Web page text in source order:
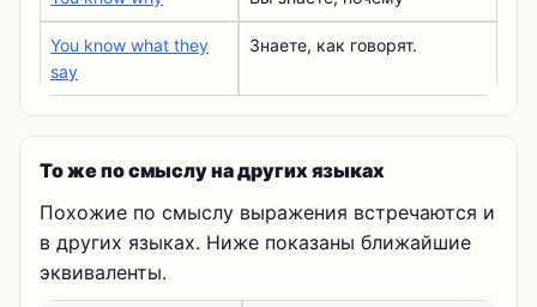
You know what they
say
Знаете, как говорят.
То же по смыслу на других языках
Похожие по смыслу выражения встречаются и
в других языках. Ниже показаны ближайшие
эквиваленты.